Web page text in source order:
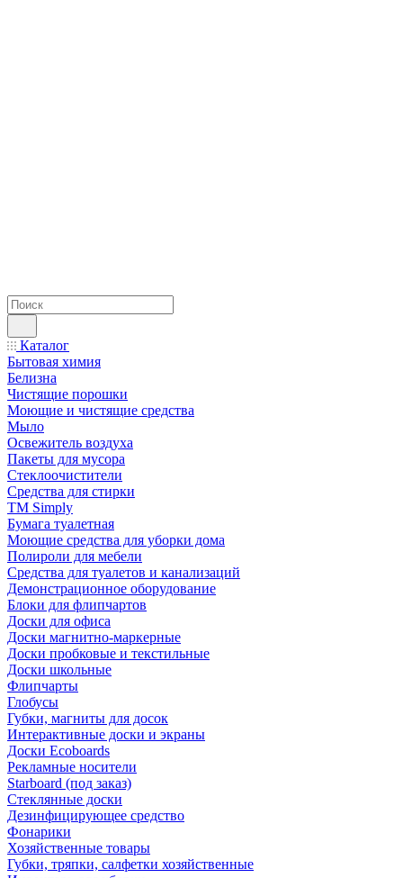
Каталог
Бытовая химия
Белизна
Чистящие порошки
Моющие и чистящие средства
Мыло
Освежитель воздуха
Пакеты для мусора
Стеклоочистители
Средства для стирки
TM Simply
Бумага туалетная
Моющие средства для уборки дома
Полироли для мебели
Средства для туалетов и канализаций
Демонстрационное оборудование
Блоки для флипчартов
Доски для офиса
Доски магнитно-маркерные
Доски пробковые и текстильные
Доски школьные
Флипчарты
Глобусы
Губки, магниты для досок
Интерактивные доски и экраны
Доски Ecoboards
Рекламные носители
Starboard (под заказ)
Стеклянные доски
Дезинфицирующее средство
Фонарики
Хозяйственные товары
Губки, тряпки, салфетки хозяйственные